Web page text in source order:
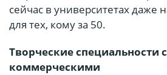
сейчас в университетах даже
для тех, кому за 50.
Творческие специальности
коммерческими